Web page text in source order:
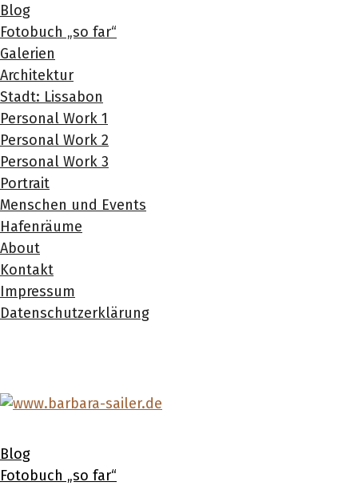
Blog
Fotobuch „so far“
Galerien
Architektur
Stadt: Lissabon
Personal Work 1
Personal Work 2
Personal Work 3
Portrait
Menschen und Events
Hafenräume
About
Kontakt
Impressum
Datenschutzerklärung
Blog
Fotobuch „so far“